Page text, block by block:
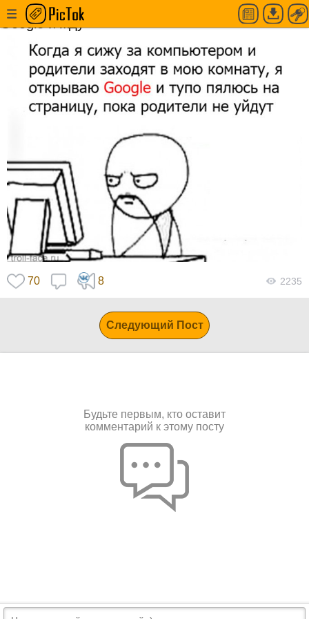
Родители заходят в комнату, и я открываю
Google и жду
70 8 2235
Следующий Пост
Будьте первым, кто оставит
комментарий к этому посту